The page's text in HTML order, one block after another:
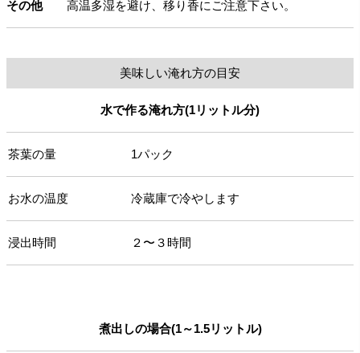
その他 高温多湿を避け、移り香にご注意下さい。
美味しい淹れ方の目安
水で作る淹れ方(1リットル分)
茶葉の量 1パック
お水の温度 冷蔵庫で冷やします
浸出時間 ２〜３時間
煮出しの場合(1～1.5リットル)